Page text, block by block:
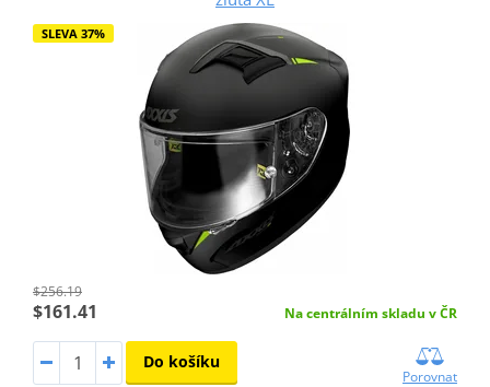
SLEVA 37%
$256.19
$161.41 Na centrálním skladu v ČR
Do košíku
Porovnat